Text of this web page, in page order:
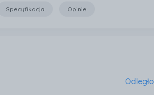
Specyfikacja Opinie